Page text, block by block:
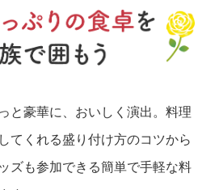
と豪華に、おいしく演出。料理
てくれる盛り付け方のコツから
ズも参加できる簡単で手軽な料